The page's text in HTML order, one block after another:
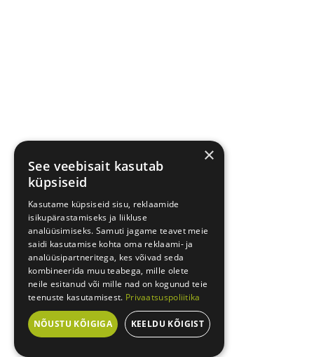
×
See veebisait kasutab
küpsiseid
Kasutame küpsiseid sisu, reklaamide
isikupärastamiseks ja liikluse
analüüsimiseks. Samuti jagame teavet meie
saidi kasutamise kohta oma reklaami- ja
analüüsipartneritega, kes võivad seda
kombineerida muu teabega, mille olete
neile esitanud või mille nad on kogunud teie
teenuste kasutamisest. Privaatsuspoliitika
NÕUSTU KÕIGIGA KEELDU KÕIGIST